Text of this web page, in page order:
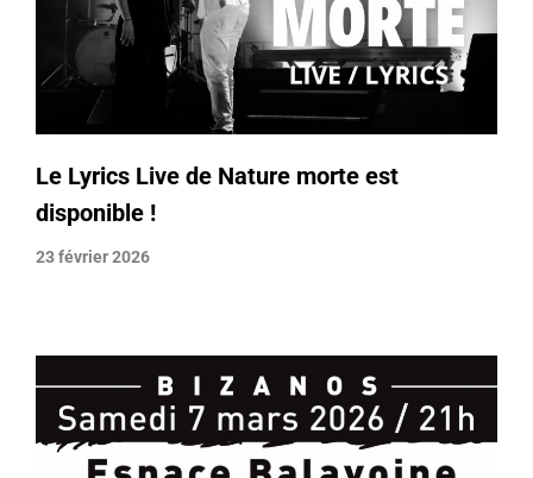
Le Lyrics Live de Nature morte est
disponible !
23 février 2026